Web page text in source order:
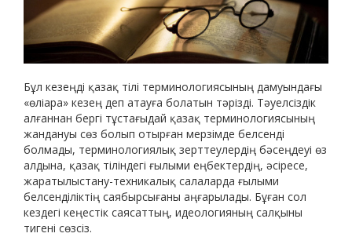
Бұл кезеңді қазақ тілі терминологиясының дамуындағы
«өліара» кезең деп атауға болатын тәрізді. Тәуелсіздік
алғаннан бергі тұстағыдай қазақ терминологиясының
жандануы сөз болып отырған мерзімде белсенді
болмады, терминологиялық зерттеулердің бәсеңдеуі өз
алдына, қазақ тіліндегі ғылыми еңбектердің, әсіресе,
жаратылыстану-техникалық салаларда ғылыми
белсенділіктің саябырсығаны аңғарылады. Бұған сол
кездегі кеңестік саясаттың, идеологияның салқыны
тигені сөзсіз.